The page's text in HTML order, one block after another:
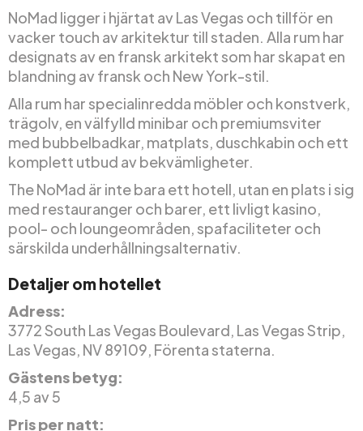
NoMad ligger i hjärtat av Las Vegas och tillför en
vacker touch av arkitektur till staden. Alla rum har
designats av en fransk arkitekt som har skapat en
blandning av fransk och New York-stil.
Alla rum har specialinredda möbler och konstverk,
trägolv, en välfylld minibar och premiumsviter
med bubbelbadkar, matplats, duschkabin och ett
komplett utbud av bekvämligheter.
The NoMad är inte bara ett hotell, utan en plats i sig
med restauranger och barer, ett livligt kasino,
pool- och loungeområden, spafaciliteter och
särskilda underhållningsalternativ.
Detaljer om hotellet
Adress:
3772 South Las Vegas Boulevard, Las Vegas Strip,
Las Vegas, NV 89109, Förenta staterna.
Gästens betyg:
4,5 av 5
Pris per natt: